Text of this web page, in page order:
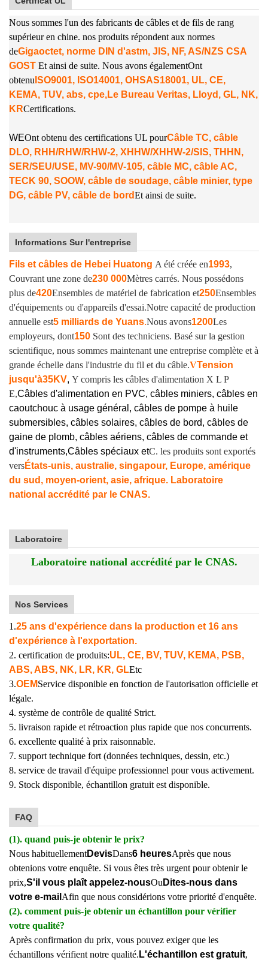
Nous sommes l'un des fabricants de câbles et de fils de rang
supérieur en chine. nos produits répondent aux normes
deGigaoctet, norme DIN d'astm, JIS, NF, AS/NZS CSA
GOST Et ainsi de suite. Nous avons égalementOnt
obtenu ISO9001, ISO14001, OHSAS18001, UL, CE,
KEMA, TUV, abs, cpe,Le Bureau Veritas, Lloyd, GL, NK,
KRCertifications.
WEOnt obtenu des certifications UL pourCâble TC, câble
DLO, RHH/RHW/RHW-2, XHHW/XHHW-2/SIS, THHN,
SER/SEU/USE, MV-90/MV-105, câble MC, câble AC,
TECK 90, SOOW, câble de soudage, câble minier, type
DG, câble PV, câble de bordEt ainsi de suite.
Informations Sur l'entreprise
Fils et câbles de Hebei Huatong A été créée en1993,
Couvrant une zone de230 000Mètres carrés. Nous possédons
plus de420Ensembles de matériel de fabrication et250Ensembles
d'équipements ou d'appareils d'essai.Notre capacité de production
annuelle est5 milliards de Yuans.Nous avons1200Les
employeurs, dont150 Sont des techniciens. Basé sur la gestion
scientifique, nous sommes maintenant une entreprise complète et à
grande échelle dans l'industrie du fil et du câble.VTension
jusqu'à35KV, Y compris les câbles d'alimentation X L P
E,Câbles d'alimentation en PVC, câbles miniers, câbles en
caoutchouc à usage général, câbles de pompe à huile
submersibles, câbles solaires, câbles de bord, câbles de
gaine de plomb, câbles aériens, câbles de commande et
d'instruments,Câbles spéciaux etC. les produits sont exportés
versÉtats-unis, australie, singapour, Europe, amérique
du sud, moyen-orient, asie, afrique. Laboratoire
national accrédité par le CNAS.
Laboratoire
Laboratoire national accrédité par le CNAS.
Nos Services
1.25 ans d'expérience dans la production et 16 ans
d'expérience à l'exportation.
2. certification de produits:UL, CE, BV, TUV, KEMA, PSB,
ABS, ABS, NK, LR, KR, GLEtc
3.OEMService disponible en fonction de l'autorisation officielle et
légale.
4. système de contrôle de qualité Strict.
5. livraison rapide et rétroaction plus rapide que nos concurrents.
6. excellente qualité à prix raisonnable.
7. support technique fort (données techniques, dessin, etc.)
8. service de travail d'équipe professionnel pour vous activement.
9. Stock disponible, échantillon gratuit est disponible.
FAQ
(1). quand puis-je obtenir le prix?
Nous habituellementDevisDans6 heuresAprès que nous
obtenions votre enquête. Si vous êtes très urgent pour obtenir le
prix,S'il vous plaît appelez-nousOu Dites-nous dans
votre e-mail Afin que nous considérions votre priorité d'enquête.
(2). comment puis-je obtenir un échantillon pour vérifier
votre qualité?
Après confirmation du prix, vous pouvez exiger que les
échantillons vérifient notre qualité. L'échantillon est gratuit,